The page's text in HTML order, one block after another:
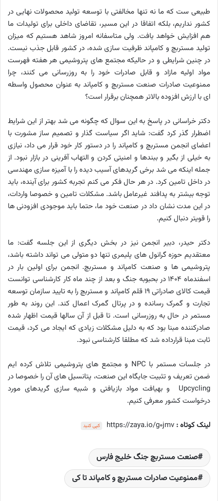
طبیعی ست که ما نه تنها مخالفتی با توسعه تولید محصولات نهایی در
کشور نداریم، بلکه اتفاقا در این مسیر، تقاضای داخلی برای تولیدات ما
هم افزایش خواهد یافت. ولی متاسفانه امروز شاهد هستیم که میزان
تولید مستربچ و کامپاند ظرفیت سازی شده، در کشور قابل جذب نیست.
در چنین شرایطی و در حالیکه مجتمع های پتروشیمی هر هفته فهرست
مواد اولیه مازاد و قابل صادرات خود را به روزرسانی می کنند، چرا
ممنوعیت صادرات صنعت مستربچ و کامپاند به عنوان محصول واسطه
ای با ارزش افزوده بالاتر همچنان برقرار است؟
دکتر خراسانی در پاسخ به این سوال که چگونه می شد بهتر از این شرایط
اضطرار گذر کرد گفت: شاید اگر سیاست گذار و تصمیم ساز مشورت با
اعضای انجمن مستربچ و کامپاند را در دستور کار خود قرار می داد، نیازی
به خیلی از بگیر و ببندها و امنیتی کردن و التهاب آفرینی در بازار نبود. از
جمله اینکه می شد برخی گریدهای آسیب دیده را با آمیزه سازی مهندسی
در داخل تامین کرد. در هر حال فکر می کنم تجربه کشور برای آینده، باید
توجه بیشتر به پدافند غیرعامل باشد. مشکلات تامین و خصوصا واردات،
در این مدت نشان داد در صنعت خود ما، حتما باید موجودی افزودنی ها
را قویتر دنبال کنیم.
دکتر حیدر، دبیر انجمن نیز در بخش دیگری از این جلسه گفت: ما
معتقدیم حوزه گرانول های پلیمری تنها دو متولی می تواند داشته باشد،
پتروشیمی ها و صنعت کامپاند و مستربچ. انجمن برای اولین بار در
اسفندماه 1404 در بحبوبه جنگ و بعد از چند ماه کار کارشناسی توانست
قیمت کالای صادراتی 19 قلم کامپاند و مستربچ را به تایید سازمان توسعه
تجارت و گمرک رسانده و در پرتال گمرک اعمال کند. این روند به طور
مستمر در حال به روزرسانی است. تا قبل از آن سالها قیمت اظهار شده
صادرکننده مبنا بود که به دلیل مشکلات زیادی که ایجاد می کرد، قیمت
ثابت مبنا قرارداده شد که مطلقا کارشناسی نبود.
در جلسات مستمر با NPC و مجتمع های پتروشیمی تلاش کرده ایم
ضمن تعریف و تثبیت جایگاه این صنعت، پتانسیل های آن را خصوصا در
Upcycling و بهیافت مواد بازیافتی و شبیه سازی گریدهای مورد
درخواست کشور معرفی کنیم.
لینک کوتاه : https://zaya.io/g0jmv کپی کنید
صنعت مستربچ جنگ خلیج فارس
ممنوعیت صادرات مستربچ و کامپاند تا کی